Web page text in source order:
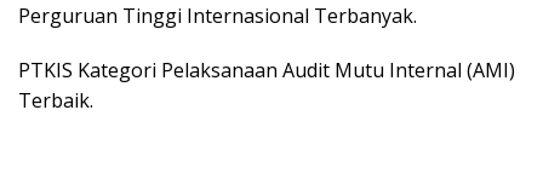
Perguruan Tinggi Internasional Terbanyak.
PTKIS Kategori Pelaksanaan Audit Mutu Internal (AMI)
Terbaik.